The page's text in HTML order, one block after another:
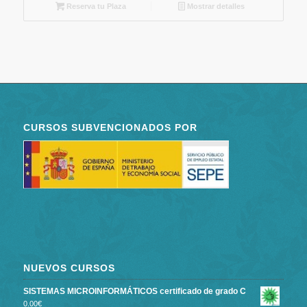
Reserva tu Plaza Mostrar detalles
CURSOS SUBVENCIONADOS POR
NUEVOS CURSOS
SISTEMAS MICROINFORMÁTICOS certificado de grado C
0.00€